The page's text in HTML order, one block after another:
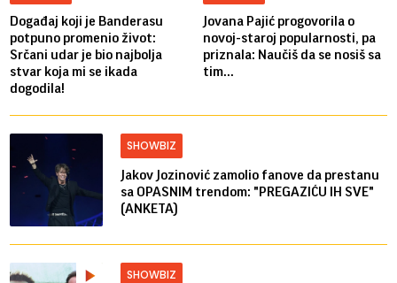
Događaj koji je Banderasu
potpuno promenio život:
Srčani udar je bio najbolja
stvar koja mi se ikada
dogodila!
Jovana Pajić progovorila o
novoj-staroj popularnosti, pa
priznala: Naučiš da se nosiš sa
tim...
SHOWBIZ
Jakov Jozinović zamolio fanove da prestanu
sa OPASNIM trendom: "PREGAZIĆU IH SVE"
(ANKETA)
SHOWBIZ